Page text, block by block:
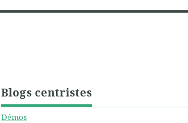
Blogs centristes
Démos